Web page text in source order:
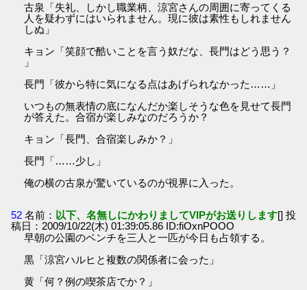
古泉「失礼、しかし職業柄、涼宮さんの周囲に寄ってくる
人を疑わずにはいられません。現に彼は素性もしれません
しぬ」
キョン「笑顔で酷いことを言う奴だな、長門はどう思う？
」
長門「彼から特に気になる点はあげられなかった……」
いつもの無表情の底になんだか楽しそうな色を見せて長門
が答えた。合宿が楽しみなのだろうか？
キョン「長門、合宿楽しみか？」
長門「……少し」
俺の横の古泉が驚いているのが視界に入った。
52 名前： 以下、名無しにかわりましてVIPがお送りします[] 投
稿日：2009/10/22(木) 01:39:05.86 ID:fiOxnPOOO
早朝の公園のベンチを三人と一匹が今日も占領する。
黒「涼宮ハルヒと複数の関係者に会った」
黄「何？例の喫茶店でか？」